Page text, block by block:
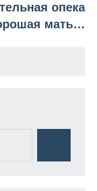
опека
мать…